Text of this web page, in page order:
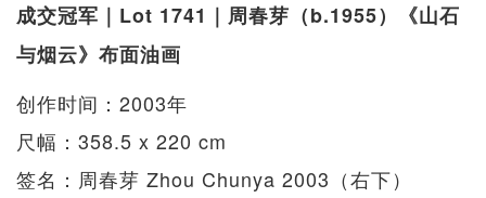
成交冠军｜Lot 1741｜周春芽（b.1955）《山石
与烟云》布面油画
创作时间：2003年
尺幅：358.5 x 220 cm
签名：周春芽 Zhou Chunya 2003（右下）